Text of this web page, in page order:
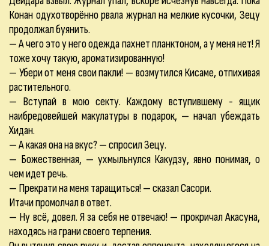
Конан одухотворённо рвала журнал на мелкие кусочки, Зецу
продолжал буянить.
— А чего это у него одежда пахнет планктоном, а у меня нет! Я
тоже хочу такую, ароматизированную!
— Убери от меня свои пакли! — возмутился Кисаме, отпихивая
растительного.
— Вступай в мою секту. Каждому вступившему - ящик
наибредовейшей макулатуры в подарок, — начал убеждать
Хидан.
— А какая она на вкус? — спросил Зецу.
— Божественная, — ухмыльнулся Какудзу, явно понимая, о
чем идет речь.
— Прекрати на меня таращиться! — сказал Сасори.
Итачи промолчал в ответ.
— Ну всё, довел. Я за себя не отвечаю! — прокричал Акасуна,
находясь на грани своего терпения.